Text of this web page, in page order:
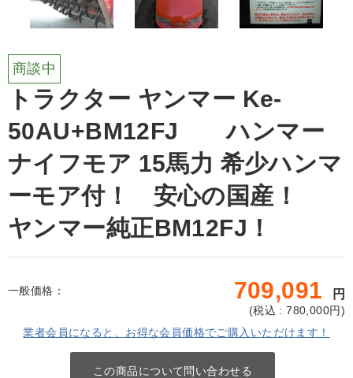
商談中
トラクター ヤンマー Ke-
50AU+BM12FJ ハンマー
ナイフモア 15馬力 希少ハンマ
ーモア付！ 安心の国産！
ヤンマー純正BM12FJ！
一般価格： 709,091 円
(税込 : 780,000円)
業者会員になると、お得な会員価格でご購入いただけます！
この商品について問い合わせる